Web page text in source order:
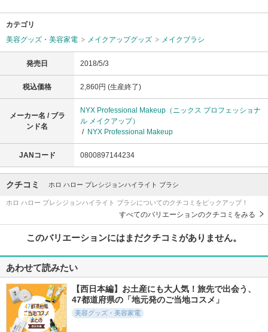
カテゴリ
美容グッズ・美容家電
メイクアップグッズ メイクブラシ
発売日 2018/5/3
税込価格 2,860円 (生産終了)
メーカー名 / ブラ
ンド名
NYX Professional Makeup（ニックス プロフェッショナ
ル メイクアップ）
/ NYX Professional Makeup
JANコード 0800897144234
クチコミ ホロ ハロー プレシジョンハイライト ブラシ
ホロ ハロー プレシジョンハイライト ブラシについてのクチコミをピックアップ！
すべてのバリエーションのクチコミをみる
このバリエーションにはまだクチコミがありません。
あわせて読みたい
【西日本編】お土産にも大人気！旅先で出会う、
47都道府県の「地元発のご当地コスメ」
美容グッズ・美容家電